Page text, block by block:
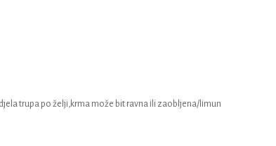
trupa po želji,krma može bit ravna ili zaobljena/limun